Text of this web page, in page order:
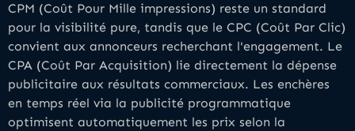
CPM (Coût Pour Mille impressions) reste un standard
pour la visibilité pure, tandis que le CPC (Coût Par Clic)
convient aux annonceurs recherchant l'engagement. Le
CPA (Coût Par Acquisition) lie directement la dépense
publicitaire aux résultats commerciaux. Les enchères
en temps réel via la publicité programmatique
optimisent automatiquement les prix selon la